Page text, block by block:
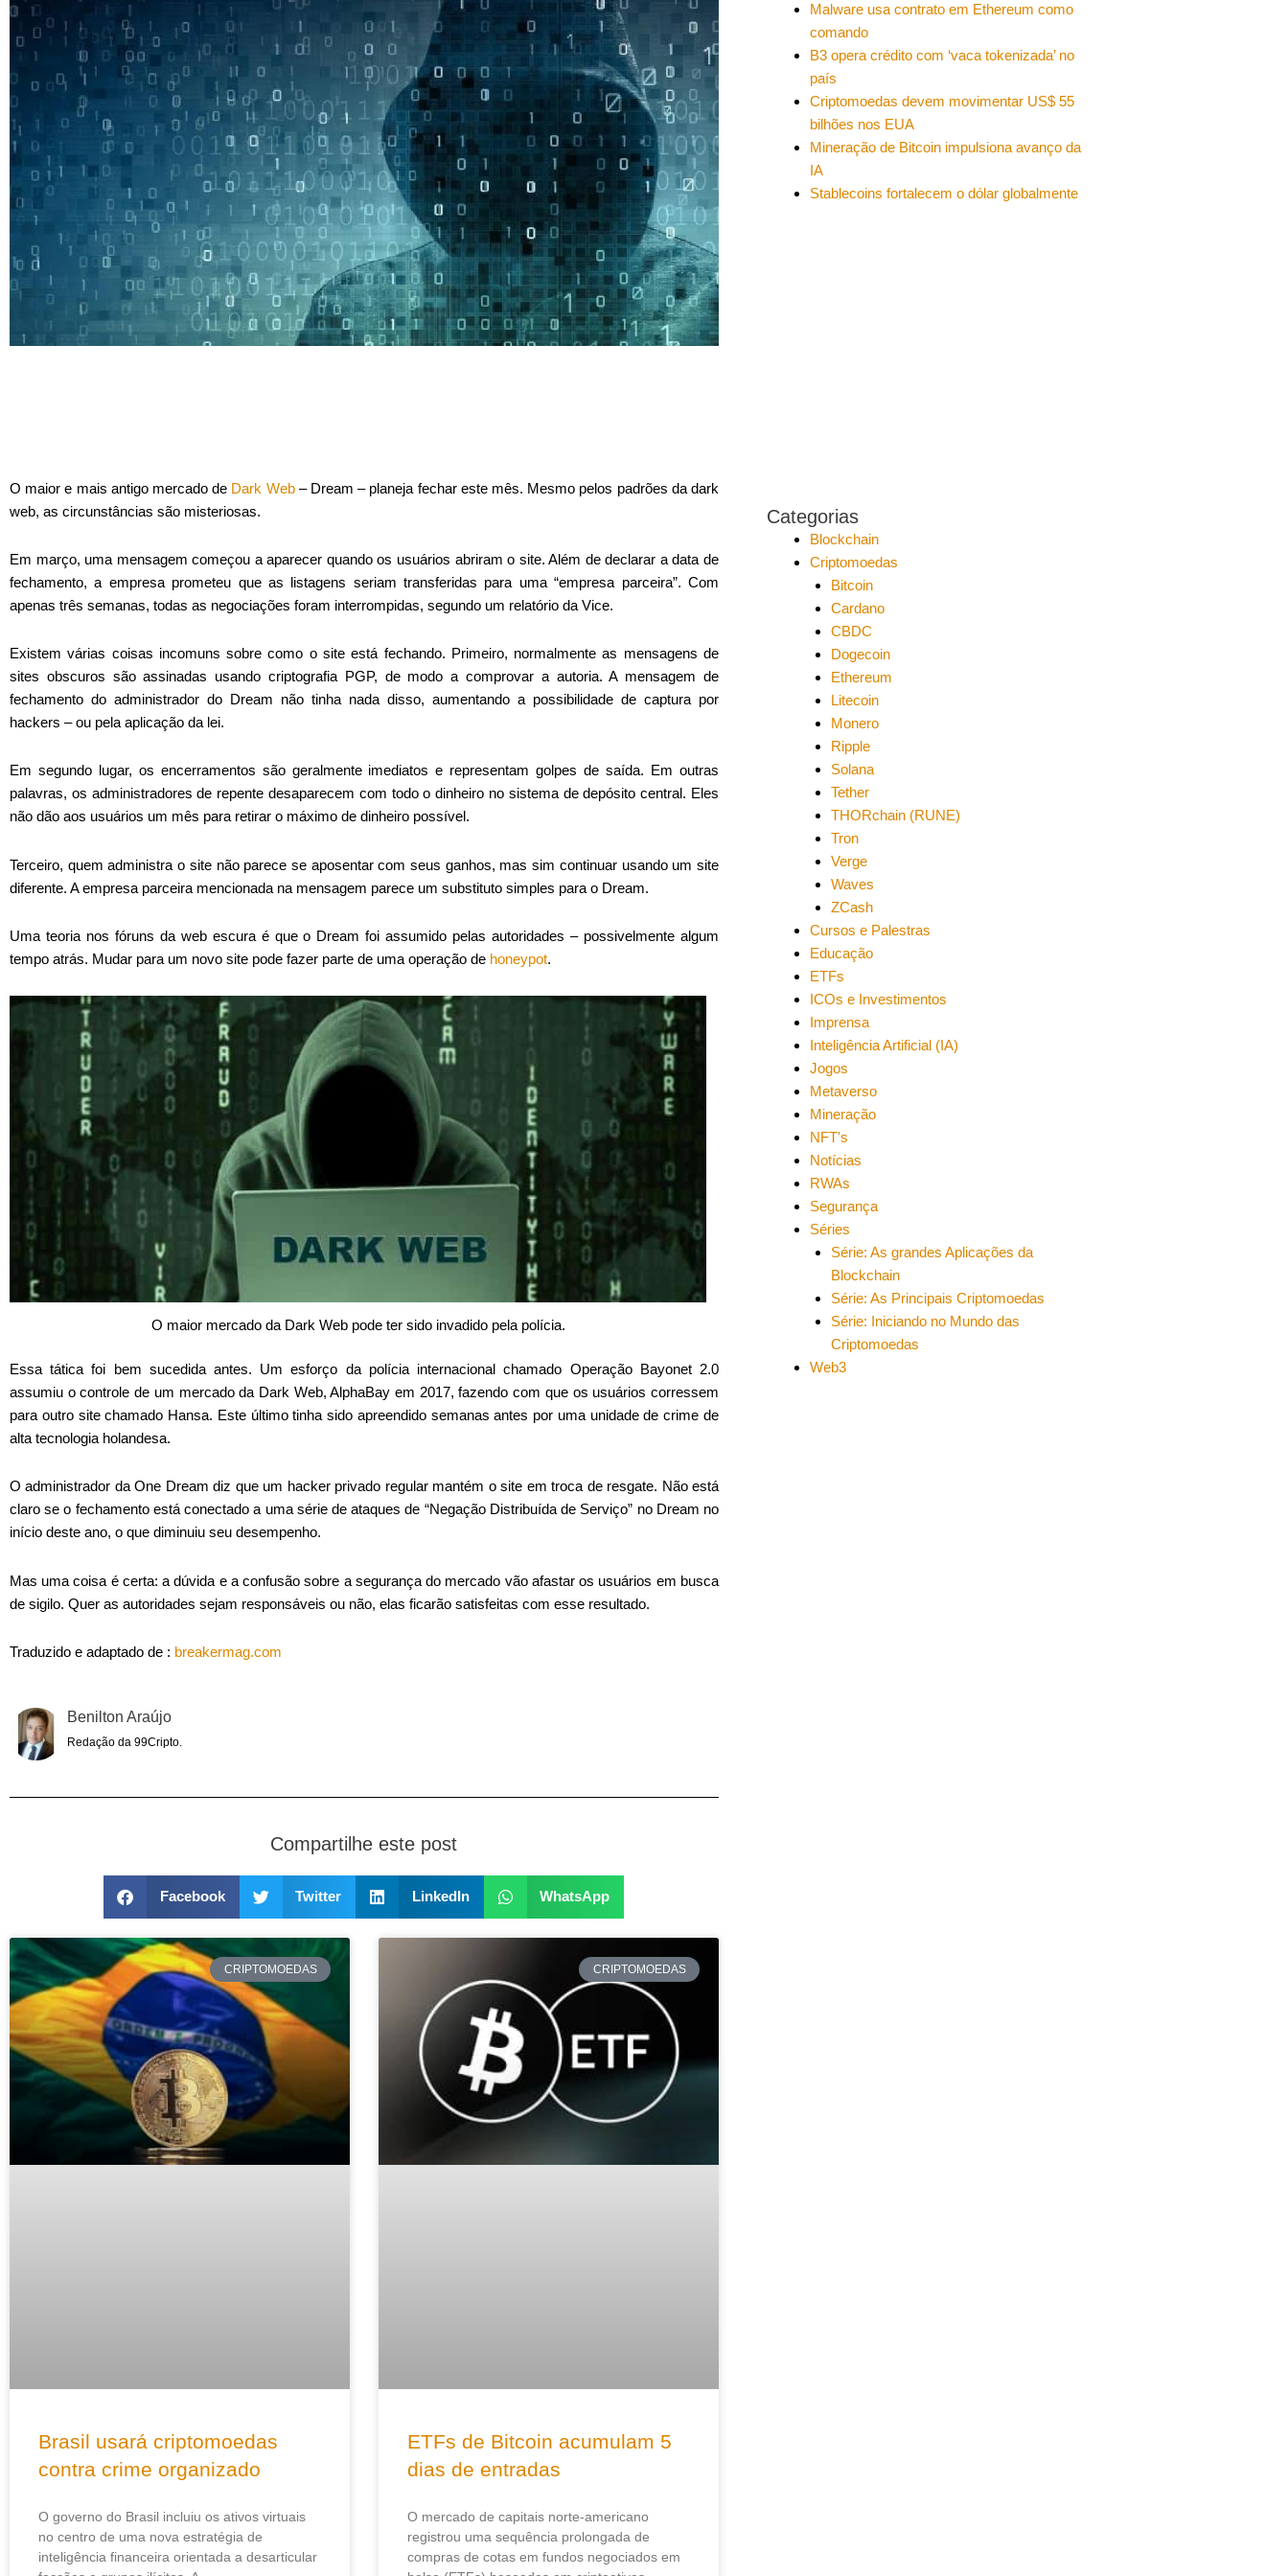
O maior e mais antigo mercado de Dark Web– Dream – planeja fechar este mês. Mesmo pelos padrões da dark
web, as circunstâncias são misteriosas.
Em março, uma mensagem começou a aparecer quando os usuários abriram o site. Além de declarar a data de
fechamento, a empresa prometeu que as listagens seriam transferidas para uma “empresa parceira”. Com
apenas três semanas, todas as negociações foram interrompidas, segundo um relatório da Vice.
Existem várias coisas incomuns sobre como o site está fechando. Primeiro, normalmente as mensagens de
sites obscuros são assinadas usando criptografia PGP, de modo a comprovar a autoria. A mensagem de
fechamento do administrador do Dream não tinha nada disso, aumentando a possibilidade de captura por
hackers – ou pela aplicação da lei.
Em segundo lugar, os encerramentos são geralmente imediatos e representam golpes de saída. Em outras
palavras, os administradores de repente desaparecem com todo o dinheiro no sistema de depósito central. Eles
não dão aos usuários um mês para retirar o máximo de dinheiro possível.
Terceiro, quem administra o site não parece se aposentar com seus ganhos, mas sim continuar usando um site
diferente. A empresa parceira mencionada na mensagem parece um substituto simples para o Dream.
Uma teoria nos fóruns da web escura é que o Dream foi assumido pelas autoridades – possivelmente algum
tempo atrás. Mudar para um novo site pode fazer parte de uma operação de honeypot.
O maior mercado da Dark Web pode ter sido invadido pela polícia.
Essa tática foi bem sucedida antes. Um esforço da polícia internacional chamado Operação Bayonet 2.0
assumiu o controle de um mercado da Dark Web, AlphaBay em 2017, fazendo com que os usuários corressem
para outro site chamado Hansa. Este último tinha sido apreendido semanas antes por uma unidade de crime de
alta tecnologia holandesa.
O administrador da One Dream diz que um hacker privado regular mantém o site em troca de resgate. Não está
claro se o fechamento está conectado a uma série de ataques de “Negação Distribuída de Serviço” no Dream no
início deste ano, o que diminuiu seu desempenho.
Mas uma coisa é certa: a dúvida e a confusão sobre a segurança do mercado vão afastar os usuários em busca
de sigilo. Quer as autoridades sejam responsáveis ​​ou não, elas ficarão satisfeitas com esse resultado.
Traduzido e adaptado de : breakermag.com
Benilton Araújo
Redação da 99Cripto.
Compartilhe este post
Facebook Twitter LinkedIn WhatsApp
CRIPTOMOEDAS
Brasil usará criptomoedas
contra crime organizado
O governo do Brasil incluiu os ativos virtuais
no centro de uma nova estratégia de
inteligência financeira orientada a desarticular
CRIPTOMOEDAS
ETFs de Bitcoin acumulam 5
dias de entradas
O mercado de capitais norte-americano
registrou uma sequência prolongada de
compras de cotas em fundos negociados em
Malware usa contrato em Ethereum como
comando
B3 opera crédito com ‘vaca tokenizada’ no
país
Criptomoedas devem movimentar US$ 55
bilhões nos EUA
Mineração de Bitcoin impulsiona avanço da
IA
Stablecoins fortalecem o dólar globalmente
Categorias
Blockchain
Criptomoedas
Bitcoin
Cardano
CBDC
Dogecoin
Ethereum
Litecoin
Monero
Ripple
Solana
Tether
THORchain (RUNE)
Tron
Verge
Waves
ZCash
Cursos e Palestras
Educação
ETFs
ICOs e Investimentos
Imprensa
Inteligência Artificial (IA)
Jogos
Metaverso
Mineração
NFT's
Notícias
RWAs
Segurança
Séries
Série: As grandes Aplicações da
Blockchain
Série: As Principais Criptomoedas
Série: Iniciando no Mundo das
Criptomoedas
Web3